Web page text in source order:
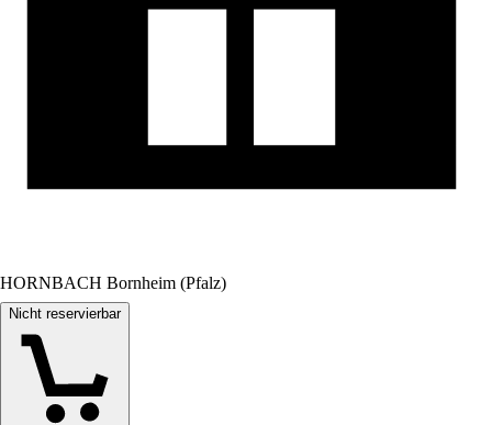
HORNBACH Bornheim (Pfalz)
Nicht reservierbar